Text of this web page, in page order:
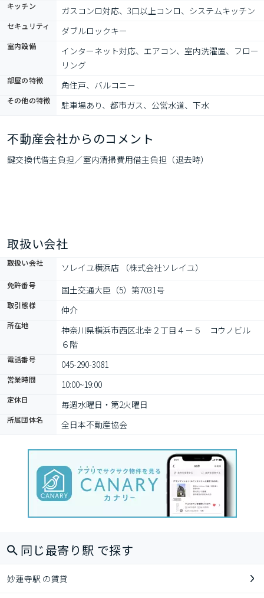
キッチン ガスコンロ対応、3口以上コンロ、システムキッチン
セキュリティ ダブルロックキー
室内設備
インターネット対応、エアコン、室内洗濯置、フロー
リング
部屋の特徴 角住戸、バルコニー
その他の特徴 駐車場あり、都市ガス、公営水道、下水
不動産会社からのコメント
鍵交換代借主負担／室内清掃費用借主負担（退去時）
取扱い会社
取扱い会社 ソレイユ横浜店 （株式会社ソレイユ）
免許番号 国土交通大臣（5）第7031号
取引態様 仲介
所在地
神奈川県横浜市西区北幸２丁目４－５　コウノビル
６階
電話番号 045-290-3081
営業時間 10:00~19:00
定休日 毎週水曜日・第2火曜日
所属団体名 全日本不動産協会
同じ最寄り駅 で探す
妙蓮寺駅 の賃貸